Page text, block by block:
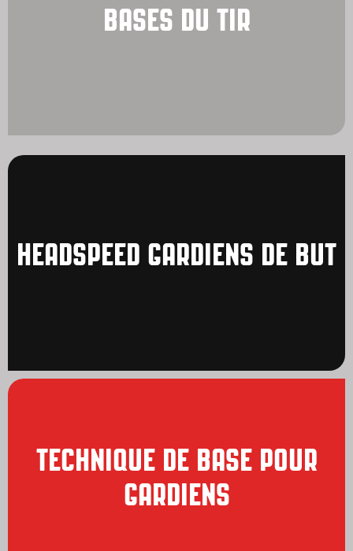
BASES DU TIR
HEADSPEED GARDIENS DE BUT
TECHNIQUE DE BASE POUR
GARDIENS